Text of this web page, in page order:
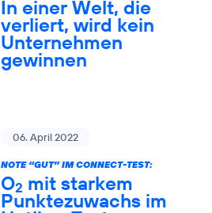
In einer Welt, die
verliert, wird kein
Unternehmen
gewinnen
06. April 2022
NOTE “GUT” IM CONNECT-TEST:
O2 mit starkem
Punktezuwachs im